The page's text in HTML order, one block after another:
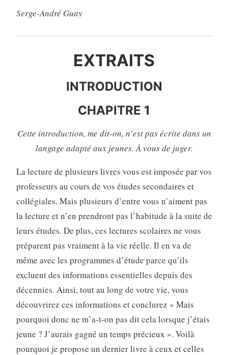
Serge-André Guay
EXTRAITS
INTRODUCTION
CHAPITRE 1
Cette introduction, me dit-on, n’est pas écrite dans un
langage adapté aux jeunes.À vous de juger.
La lecture de plusieurs livres vous est imposée par vos
professeurs au cours de vos études secondaires et
collégiales. Mais plusieurs d’entre vous n’aiment pas
la lecture et n’en prendront pas l’habitude à la suite de
leurs études. De plus, ces lectures scolaires ne vous
préparent pas vraiment à la vie réelle. Il en va de
même avec les programmes d’étude parce qu’ils
excluent des informations essentielles depuis des
décennies. Ainsi, tout au long de votre vie, vous
découvrirez ces informations et conclurez « Mais
pourquoi donc ne m’a-t-on pas dit cela lorsque j’étais
jeune ? J’aurais gagné un temps précieux ». Voilà
pourquoi je propose un dernier livre à ceux et celles